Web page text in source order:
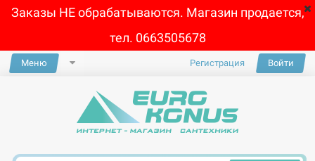
Заказы НЕ обрабатываются. Магазин продается,
тел. 0663505678
Меню Регистрация Войти